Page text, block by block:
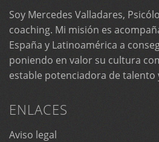
Soy Mercedes Valladares,
coaching. Mi misión es
España y Latinoamérica a
poniendo en valor su cultura
estable potenciadora de talento
ENLACES
Aviso legal